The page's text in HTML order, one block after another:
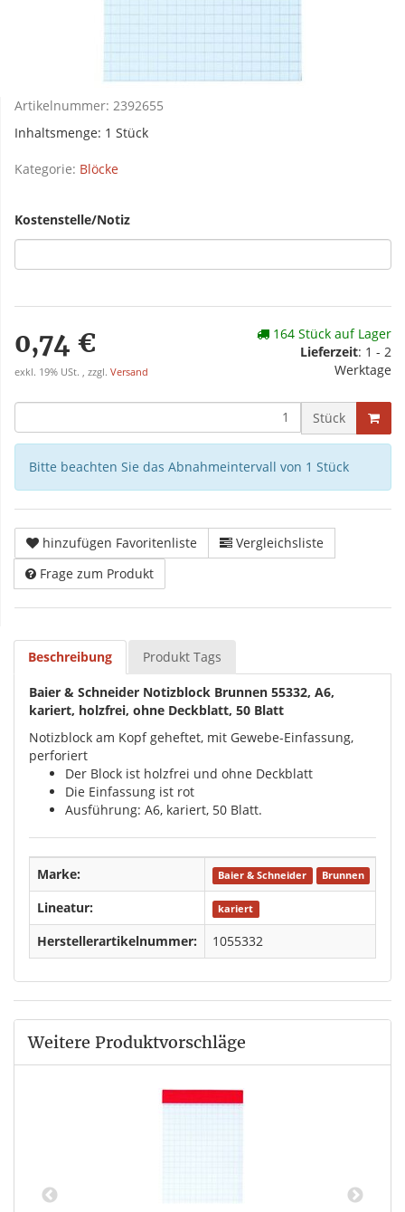
Artikelnummer: 2392655
Inhaltsmenge: 1 Stück
Kategorie: Blöcke
Kostenstelle/Notiz
0,74 €
exkl. 19% USt. , zzgl. Versand
164 Stück auf Lager
Lieferzeit: 1 - 2
Werktage
Stück
Bitte beachten Sie das Abnahmeintervall von 1 Stück
hinzufügen Favoritenliste
Vergleichsliste
Frage zum Produkt
Beschreibung Produkt Tags
Baier & Schneider Notizblock Brunnen 55332, A6,
kariert, holzfrei, ohne Deckblatt, 50 Blatt
Notizblock am Kopf geheftet, mit Gewebe-Einfassung,
perforiert
Der Block ist holzfrei und ohne Deckblatt
Die Einfassung ist rot
Ausführung: A6, kariert, 50 Blatt.
Marke: Baier & Schneider Brunnen
Lineatur: kariert
Herstellerartikelnummer: 1055332
Weitere Produktvorschläge